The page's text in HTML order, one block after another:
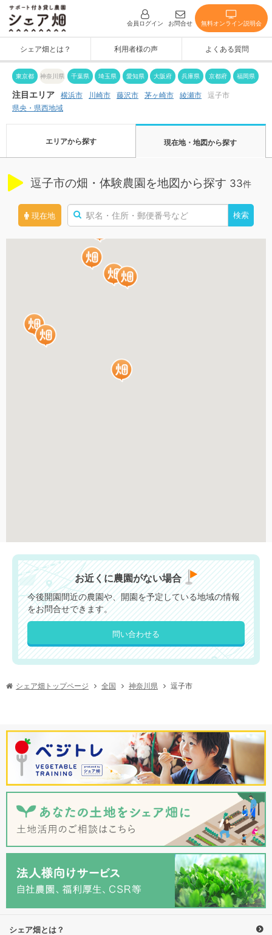
会員ログイン お問合せ 無料オンライン説明会
シェア畑とは？ 利用者様の声 よくある質問
東京都 神奈川県 千葉県 埼玉県 愛知県 大阪府 兵庫県 京都府 福岡県
注目エリア 横浜市 川崎市 藤沢市 茅ヶ崎市 綾瀬市 逗子市
県央・県西地域
エリアから探す 現在地・地図から探す
逗子市の畑・体験農園を地図から探す 33件
現在地 検索
お近くに農園がない場合
今後開園間近の農園や、開園を予定している地域の情報
をお問合せできます。
問い合わせる
シェア畑トップページ 全国 神奈川県 逗子市
シェア畑とは？